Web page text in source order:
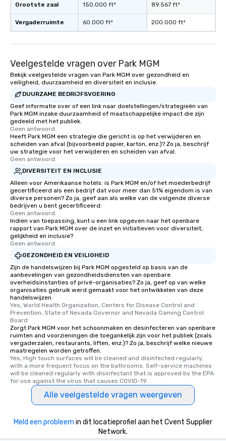
Grootste zaal
Vergaderruimte
150.000 ft²
60.000 ft²
89.567 ft²
200.000 ft²
Veelgestelde vragen over Park MGM
Bekijk veelgestelde vragen van Park MGM over gezondheid en
veiligheid, duurzaamheid en diversiteit en inclusie.
DUURZAME BEDRIJFSVOERING
Geef informatie over of een link naar doelstellingen/strategieën van
Park MGM inzake duurzaamheid of maatschappelijke impact die zijn
gedeeld met het publiek.
Geen antwoord.
Heeft Park MGM een strategie die gericht is op het verwijderen en
scheiden van afval (bijvoorbeeld papier, karton, enz.)? Zo ja, beschrijf
uw strategie voor het verwijderen en scheiden van afval.
Geen antwoord.
DIVERSITEIT EN INCLUSIE
Alleen voor Amerikaanse hotels: is Park MGM en/of het moederbedrijf
gecertificeerd als een bedrijf dat voor meer dan 51% eigendom is van
diverse personen? Zo ja, geef aan als welke van de volgende diverse
bedrijven u bent gecertificeerd:
Geen antwoord.
Indien van toepassing, kunt u een link opgeven naar het openbare
rapport van Park MGM over de inzet en initiatieven voor diversiteit,
gelijkheid en inclusie?
Geen antwoord.
GEZONDHEID EN VEILIGHEID
Zijn de handelswijzen bij Park MGM opgesteld op basis van de
aanbevelingen van gezondheidsdiensten van openbare
overheidsinstanties of privé-organisaties? Zo ja, geef op van welke
organisaties gebruik werd gemaakt voor het ontwikkelen van deze
handelswijzen.
Yes, World Health Organization, Centers for Disease Control and
Prevention, State of Nevada Governor and Nevada Gaming Control
Board
Zorgt Park MGM voor het schoonmaken en desinfecteren van openbare
ruimten and voorzieningen die toegankelijk zijn voor het publiek (zoals
vergaderzalen, restaurants, liften, enz.)? Zo ja, beschrijf welke nieuwe
maatregelen worden getroffen.
Yes, High touch surfaces will be cleaned and disinfected regularly,
with a more frequent focus on the bathrooms. Self-service machines
will be cleaned regularly with disinfectant that is approved by the EPA
for use against the virus that causes COVID-19.
Alle veelgestelde vragen weergeven
Meld een probleem in dit locatieprofiel aan het Cvent Supplier
Network.